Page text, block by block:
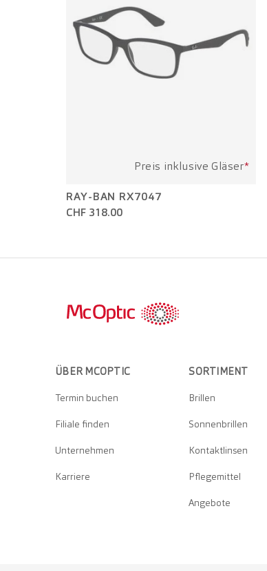
Preis inklusive Gläser*
RAY-BAN RX7047
CHF 318.00
ÜBER MCOPTIC
Termin buchen
Filiale finden
Unternehmen
Karriere
SORTIMENT
Brillen
Sonnenbrillen
Kontaktlinsen
Pflegemittel
Angebote